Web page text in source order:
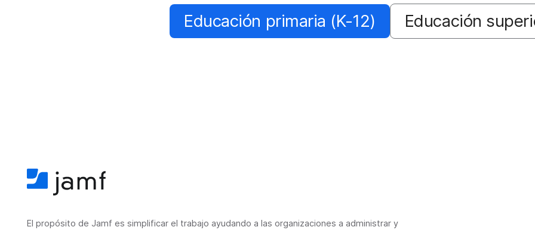
Educación primaria (K-12) Educación
El propósito de Jamf es simplificar el trabajo ayudando a las organizaciones a administrar y